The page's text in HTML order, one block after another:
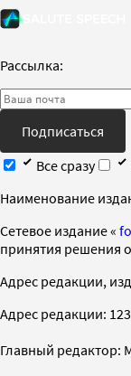
Рассылка:
Подписаться
Все сразу
Наименование
Cетевое издание «
принятия решения
Адрес редакции,
Адрес редакции:
Главный редактор: